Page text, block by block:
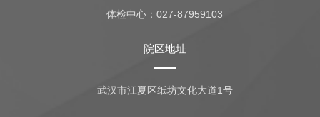
体检中心：027-87959103
院区地址
武汉市江夏区纸坊文化大道1号